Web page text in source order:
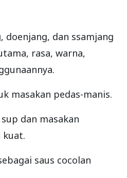
doenjang, dan ssamjang
rasa, warna,
masakan pedas-manis.
dan masakan
kuat.
saus cocolan